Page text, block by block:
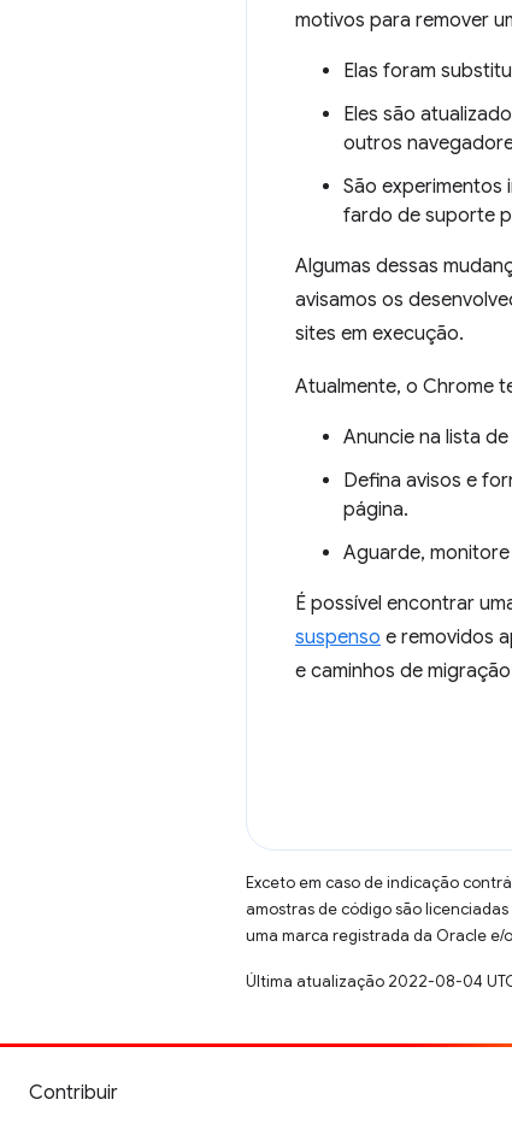
motivos para remover
Elas foram
Eles são
outros
São experimentos
fardo de suporte
Algumas dessas
avisamos os
sites em execução.
Atualmente, o Chrome
Anuncie na lista
Defina avisos e
página.
Aguarde,
É possível encontrar
suspenso e removidos
e caminhos de
Exceto em caso de indicação
amostras de código são
uma marca registrada da Oracle e/
Última atualização 2022-08-04
Contribuir